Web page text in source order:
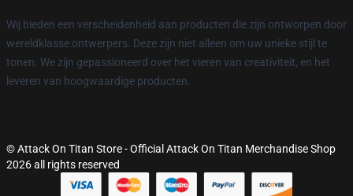
Wij bieden een verscheidenheid aan producten die zijn ontworpen door
wereldklasse ontwerpers. Deze zijn niet alleen om uw unieke stijl te
tonen. We zijn gepassioneerd over het vieren van creativiteit, en het
leveren van hoogwaardige producten.
© Attack On Titan Store - Official Attack On Titan Merchandise Shop
2026 all rights reserved